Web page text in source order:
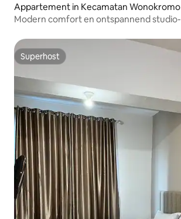
Appartement in Kecamatan Wonokromo
Modern comfort en ontspannend
Superhost
Superhost